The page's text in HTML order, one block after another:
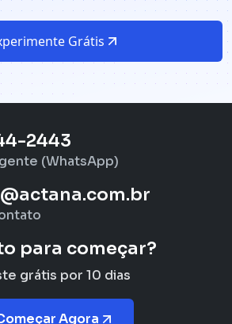
Grátis
2443
(WhatsApp)
para começar?
grátis por 10 dias
Agora